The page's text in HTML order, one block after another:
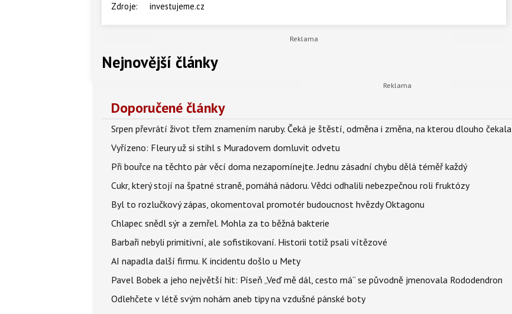
Zdroje: investujeme.cz
Nejnovější články
Doporučené články
Srpen převrátí život třem znamením naruby. Čeká je štěstí, odměna i změna, na kterou dlouho čekala
Vyřízeno: Fleury už si stihl s Muradovem domluvit odvetu
Při bouřce na těchto pár věcí doma nezapomínejte. Jednu zásadní chybu dělá téměř každý
Cukr, který stojí na špatné straně, pomáhá nádoru. Vědci odhalili nebezpečnou roli fruktózy
Byl to rozlučkový zápas, okomentoval promotér budoucnost hvězdy Oktagonu
Chlapec snědl sýr a zemřel. Mohla za to běžná bakterie
Barbaři nebyli primitivní, ale sofistikovaní. Historii totiž psali vítězové
AI napadla další firmu. K incidentu došlo u Mety
Pavel Bobek a jeho největší hit: Píseň „Veď mě dál, cesto má“ se původně jmenovala Rododendron
Odlehčete v létě svým nohám aneb tipy na vzdušné pánské boty